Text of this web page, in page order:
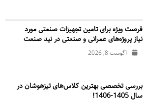
فرصت ویژه برای تامین تجهیزات صنعتی مورد
نیاز پروژه‌های عمرانی و صنعتی در نید صنعت
آگوست 8, 2026
بررسی تخصصی بهترین کلاس‌های تیزهوشان در
سال 1405-1406!